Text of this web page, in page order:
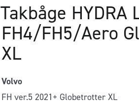
Takbåge HYDRA
FH4/FH5/Aero
XL
Volvo
FH ver.5 2021+ Globetrotter XL